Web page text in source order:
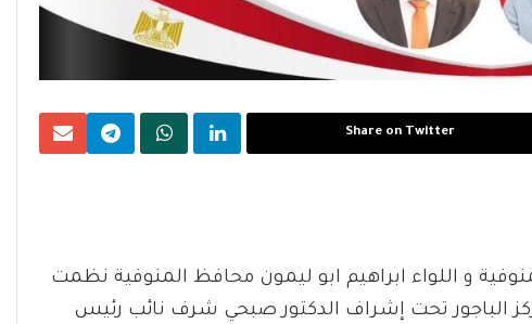
Share on Twitter
و اللواء ابراهيم ابو ليمون محافظ المنوفية نظمت
الباجور تحت إشراف الدكتور صبحي شرف نائب رئيس